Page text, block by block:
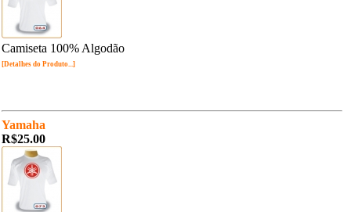
Camiseta 100% Algodão
[Detalhes do Produto...]
Yamaha
R$25.00